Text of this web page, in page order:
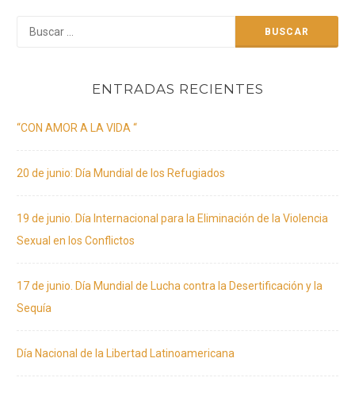
Buscar:
ENTRADAS RECIENTES
“CON AMOR A LA VIDA “
20 de junio: Día Mundial de los Refugiados
19 de junio. Día Internacional para la Eliminación de la Violencia
Sexual en los Conflictos
17 de junio. Día Mundial de Lucha contra la Desertificación y la
Sequía
Día Nacional de la Libertad Latinoamericana